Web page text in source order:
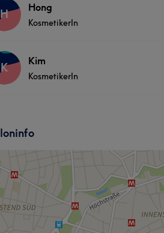
H Hong
KosmetikerIn
K Kim
KosmetikerIn